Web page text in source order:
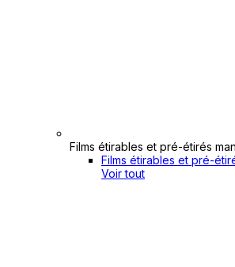
Films étirables et pré-étirés
Films étirables et pré-
Voir tout